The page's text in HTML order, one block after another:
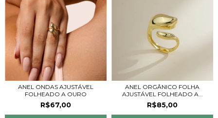
ANEL ONDAS AJUSTÁVEL
FOLHEADO A OURO
R$67,00
ANEL ORGÂNICO FOLHA
AJUSTÁVEL FOLHEADO A...
R$85,00